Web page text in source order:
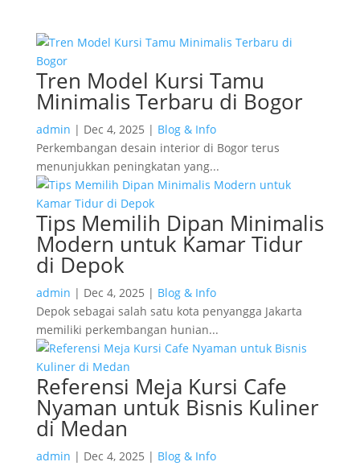
Tren Model Kursi Tamu
Minimalis Terbaru di Bogor
admin | Dec 4, 2025 | Blog & Info
Perkembangan desain interior di Bogor terus
menunjukkan peningkatan yang...
Tips Memilih Dipan Minimalis
Modern untuk Kamar Tidur
di Depok
admin | Dec 4, 2025 | Blog & Info
Depok sebagai salah satu kota penyangga Jakarta
memiliki perkembangan hunian...
Referensi Meja Kursi Cafe
Nyaman untuk Bisnis Kuliner
di Medan
admin | Dec 4, 2025 | Blog & Info